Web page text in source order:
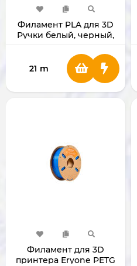
Филамент PLA для 3D
Ручки белый, черный,
зеленый, прозрачный
21 m
Филамент для 3D
принтера Eryone PETG